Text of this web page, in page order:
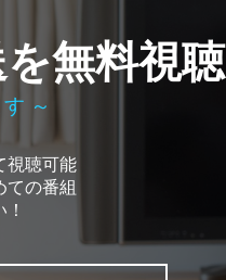
無料視聴
～
視聴可能
ての番組